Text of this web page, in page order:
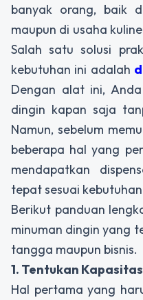
banyak orang, baik
maupun di usaha
Salah satu solusi
kebutuhan ini adalah
Dengan alat ini,
dingin kapan saja
Namun, sebelum
beberapa hal yang
mendapatkan
tepat sesuai
Berikut panduan
minuman dingin yang
tangga maupun bisnis.
1. Tentukan
Hal pertama yang